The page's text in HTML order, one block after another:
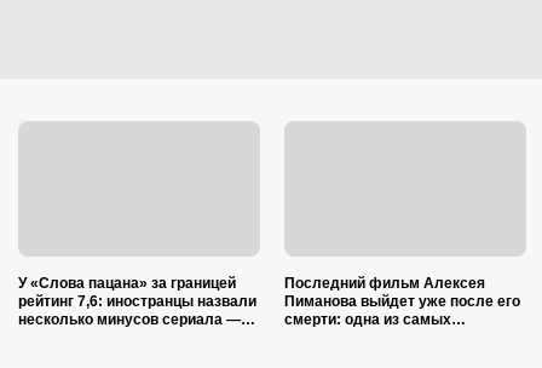
У «Слова пацана» за границей
рейтинг 7,6: иностранцы назвали
несколько минусов сериала —
Последний фильм Алексея
Пиманова выйдет уже после его
смерти: одна из самых